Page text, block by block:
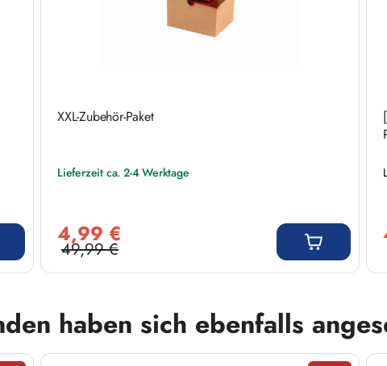
XXL-Zubehör-Paket
Lieferzeit ca. 2-4 Werktage
4,99 €
Regulärer Preis:
49,99 €
haben sich ebenfalls